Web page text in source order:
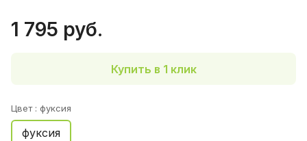
1 795 руб.
Купить в 1 клик
Цвет : фуксия
фуксия